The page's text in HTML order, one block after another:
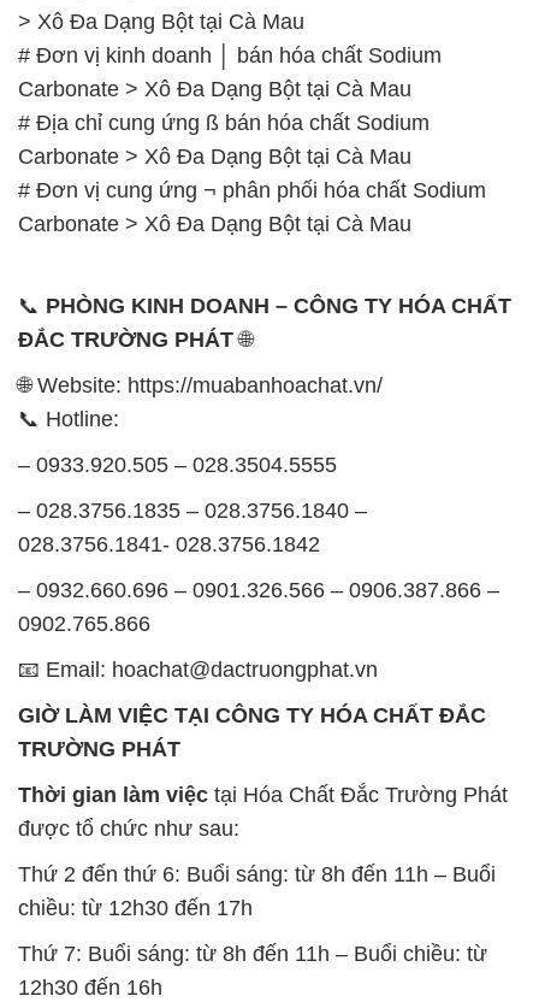
> Xô Đa Dạng Bột tại Cà Mau
# Đơn vị kinh doanh │ bán hóa chất Sodium
Carbonate > Xô Đa Dạng Bột tại Cà Mau
# Địa chỉ cung ứng ß bán hóa chất Sodium
Carbonate > Xô Đa Dạng Bột tại Cà Mau
# Đơn vị cung ứng ¬ phân phối hóa chất Sodium
Carbonate > Xô Đa Dạng Bột tại Cà Mau
📞 PHÒNG KINH DOANH – CÔNG TY HÓA CHẤT
ĐẮC TRƯỜNG PHÁT🌐
🌐 Website: https://muabanhoachat.vn/
📞 Hotline:
– 0933.920.505 – 028.3504.5555
– 028.3756.1835 – 028.3756.1840 –
028.3756.1841- 028.3756.1842
– 0932.660.696 – 0901.326.566 – 0906.387.866 –
0902.765.866
📧 Email: hoachat@dactruongphat.vn
GIỜ LÀM VIỆC TẠI CÔNG TY HÓA CHẤT ĐẮC
TRƯỜNG PHÁT
Thời gian làm việc tại Hóa Chất Đắc Trường Phát
được tổ chức như sau:
Thứ 2 đến thứ 6: Buổi sáng: từ 8h đến 11h – Buổi
chiều: từ 12h30 đến 17h
Thứ 7: Buổi sáng: từ 8h đến 11h – Buổi chiều: từ
12h30 đến 16h